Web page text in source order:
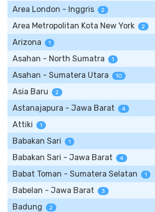
Area London - Inggris 2
Area Metropolitan Kota New York 2
Arizona 1
Asahan - North Sumatra 1
Asahan - Sumatera Utara 10
Asia Baru 2
Astanajapura - Jawa Barat 4
Attiki 1
Babakan Sari 1
Babakan Sari - Jawa Barat 4
Babat Toman - Sumatera Selatan 1
Babelan - Jawa Barat 3
Badung 2